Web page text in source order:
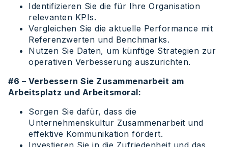
Identifizieren Sie die für Ihre Organisation
relevanten KPIs.
Vergleichen Sie die aktuelle Performance mit
Referenzwerten und Benchmarks.
Nutzen Sie Daten, um künftige Strategien zur
operativen Verbesserung auszurichten.
#6 – Verbessern Sie Zusammenarbeit am
Arbeitsplatz und Arbeitsmoral:
Sorgen Sie dafür, dass die
Unternehmenskultur Zusammenarbeit und
effektive Kommunikation fördert.
Investieren Sie in die Zufriedenheit und das